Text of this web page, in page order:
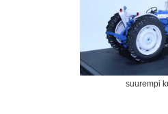
suurempi